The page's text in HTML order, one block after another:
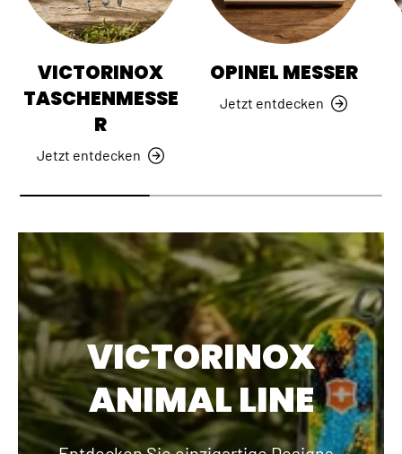
VICTORINOX
TASCHENMESSE
R
Jetzt entdecken
OPINEL MESSER
Jetzt entdecken
VICTORINOX
ANIMAL LINE